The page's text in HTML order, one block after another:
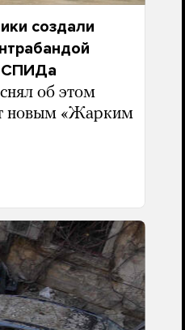
создали
СПИДа
об этом
новым «Жарким